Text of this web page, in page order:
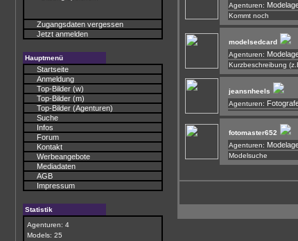
Zugangsdaten vergessen
Jetzt anmelden
Hauptmenü
Startseite
Anmeldung
Top-Bilder (w)
Top-Bilder (m)
Top-Bilder (Agenturen)
Suche
Infos
Forum
Kontakt
Werbeangebote
Mediadaten
AGB
Impressum
Statistik
Agenturen: 4
Models: 25
Agenturen:
Kommt noch
modelsedcard
Agenturen:
Kurzbeschreibung
jeansnheels
Agenturen:
fotomaster652
Agenturen:
Modelsuche